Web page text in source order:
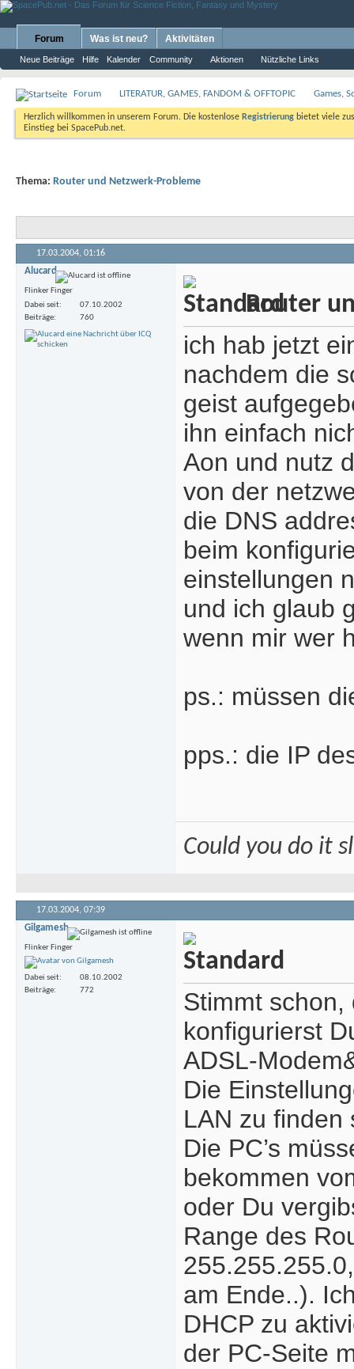
Forum
Neue Beiträge Hilfe Kalender Community Aktionen Nützliche Links
Was ist neu? Aktivitäten
Forum LITERATUR, GAMES, FANDOM & OFFTOPIC Games,
Herzlich willkommen in unserem Forum. Die kostenlose Registrierung bietet viele
Einstieg bei SpacePub.net.
Thema: Router und Netzwerk-Probleme
17.03.2004, 01:16
Alucard
Flinker Finger
Dabei seit
07.10.2002
Beiträge
760 Router
ich hab jetzt
nachdem die
geist
ihn einfach
Aon und nutz
von der
die DNS
beim
einstellungen
und ich glaub
wenn mir wer
ps.: müssen
pps.: die IP
Could you do it
17.03.2004, 07:39
Gilgamesh
Flinker Finger
Dabei seit
08.10.2002
Beiträge
772
Stimmt schon,
konfigurierst
ADSL-
Die
LAN zu finden
Die PC’s
bekommen
oder Du
Range des
am Ende..).
DHCP zu
der PC-Seite